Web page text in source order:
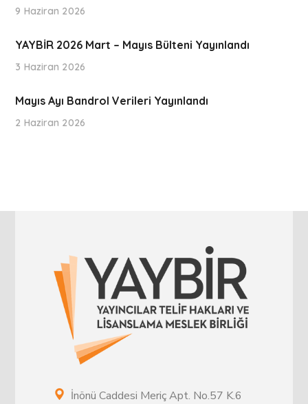
9 Haziran 2026
YAYBİR 2026 Mart – Mayıs Bülteni Yayınlandı
3 Haziran 2026
Mayıs Ayı Bandrol Verileri Yayınlandı
2 Haziran 2026
İnönü Caddesi Meriç Apt. No.57 K.6